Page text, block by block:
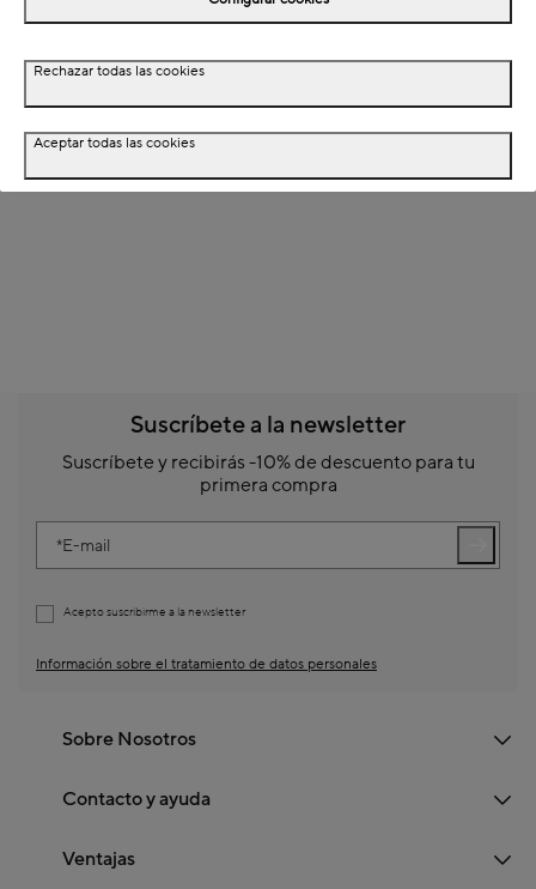
Dimensiones
Suscríbete a la newsletter
Suscríbete y recibirás -10% de descuento para tu
primera compra
E-mail
Acepto suscribirme a la newsletter
Información sobre el tratamiento de datos personales
Sobre Nosotros
Contacto y ayuda
Ventajas
Rechazar todas las cookies
Aceptar todas las cookies